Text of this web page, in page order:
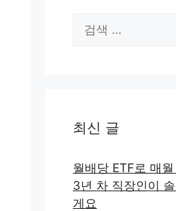
색:
최신 글
월배당 ETF로 매
3년 차 직장인이
게요